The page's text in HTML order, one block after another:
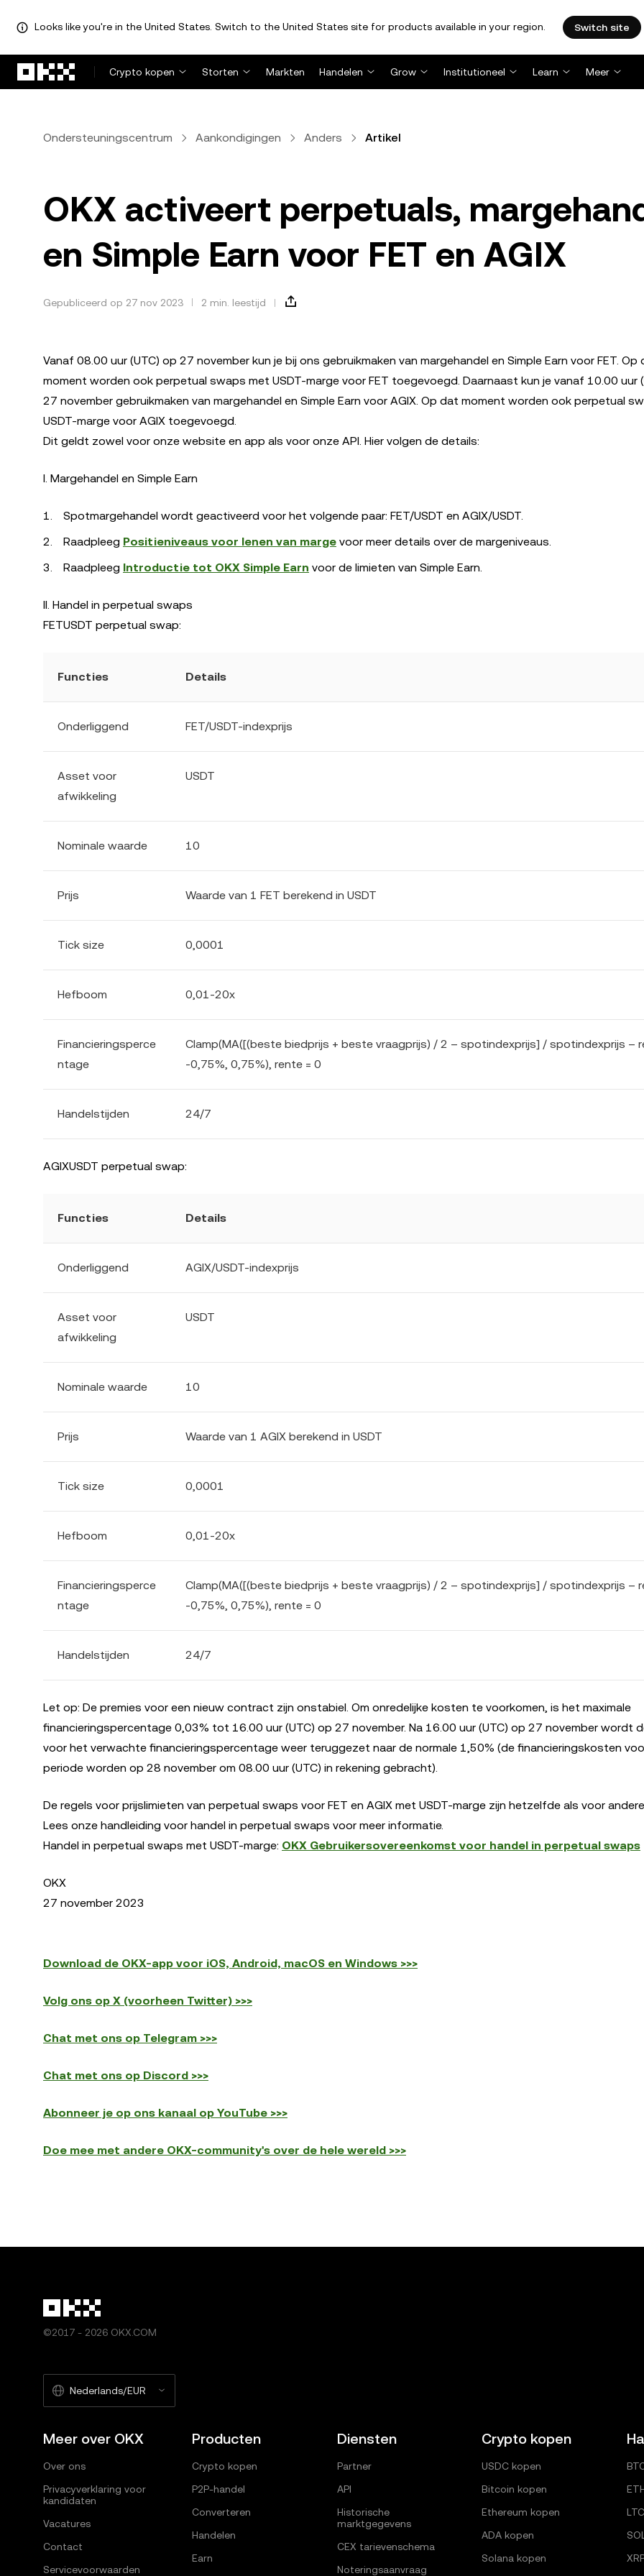
Looks like you're in the United States. Switch to the United States site for products available in your region. Switch site
Crypto kopen
Storten Markten Handelen Grow Institutioneel Learn Meer
Ondersteuningscentrum Aankondigingen Anders Artikel
OKX activeert perpetuals,
en Simple Earn voor FET en AGIX
Gepubliceerd op 27 nov 2023 2 min. leestijd
Vanaf 08.00 uur (UTC) op 27 november kun je bij ons gebruikmaken van margehandel en Simple Earn voor FET. Op
moment worden ook perpetual swaps met USDT-marge voor FET toegevoegd. Daarnaast kun je vanaf 10.00 uur
27 november gebruikmaken van margehandel en Simple Earn voor AGIX. Op dat moment worden ook perpetual
USDT-marge voor AGIX toegevoegd.
Dit geldt zowel voor onze website en app als voor onze API. Hier volgen de details:
I. Margehandel en Simple Earn
Spotmargehandel wordt geactiveerd voor het volgende paar: FET/USDT en AGIX/USDT.
Raadpleeg Positieniveaus voor lenen van marge voor meer details over de margeniveaus.
Raadpleeg Introductie tot OKX Simple Earn voor de limieten van Simple Earn.
II. Handel in perpetual swaps
FETUSDT perpetual swap:
Functies Details
Onderliggend FET/USDT-indexprijs
Asset voor
afwikkeling
USDT
Nominale waarde 10
Prijs Waarde van 1 FET berekend in USDT
Tick size 0,0001
Hefboom 0,01-20x
Financieringsperce
ntage
Clamp(MA([(beste biedprijs + beste vraagprijs) / 2 – spotindexprijs] / spotindexprijs –
-0,75%, 0,75%), rente = 0
Handelstijden 24/7
AGIXUSDT perpetual swap:
Functies Details
Onderliggend AGIX/USDT-indexprijs
Asset voor
afwikkeling
USDT
Nominale waarde 10
Prijs Waarde van 1 AGIX berekend in USDT
Tick size 0,0001
Hefboom 0,01-20x
Financieringsperce
ntage
Clamp(MA([(beste biedprijs + beste vraagprijs) / 2 – spotindexprijs] / spotindexprijs –
-0,75%, 0,75%), rente = 0
Handelstijden 24/7
Let op: De premies voor een nieuw contract zijn onstabiel. Om onredelijke kosten te voorkomen, is het maximale
financieringspercentage 0,03% tot 16.00 uur (UTC) op 27 november. Na 16.00 uur (UTC) op 27 november wordt
voor het verwachte financieringspercentage weer teruggezet naar de normale 1,50% (de financieringskosten
periode worden op 28 november om 08.00 uur (UTC) in rekening gebracht).
De regels voor prijslimieten van perpetual swaps voor FET en AGIX met USDT-marge zijn hetzelfde als voor
Lees onze handleiding voor handel in perpetual swaps voor meer informatie.
Handel in perpetual swaps met USDT-marge: OKX Gebruikersovereenkomst voor handel in perpetual swaps
OKX
27 november 2023
Download de OKX-app voor iOS, Android, macOS en Windows >>>
Volg ons op X (voorheen Twitter) >>>
Chat met ons op Telegram >>>
Chat met ons op Discord >>>
Abonneer je op ons kanaal op YouTube >>>
Doe mee met andere OKX-community's over de hele wereld >>>
©2017 - 2026 OKX.COM
Nederlands/EUR
Meer over OKX
Over ons
Privacyverklaring voor
kandidaten
Vacatures
Contact
Servicevoorwaarden
Producten
Crypto kopen
P2P-handel
Converteren
Handelen
Earn
Diensten
Partner
API
Historische
marktgegevens
CEX tarievenschema
Noteringsaanvraag
Crypto kopen
USDC kopen
Bitcoin kopen
Ethereum kopen
ADA kopen
Solana kopen